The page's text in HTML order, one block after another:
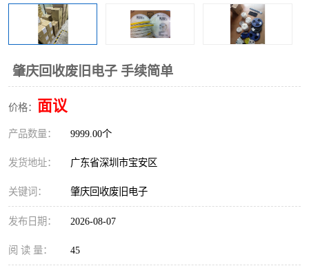
肇庆回收废旧电子 手续简单
价格： 面议
产品数量： 9999.00个
发货地址： 广东省深圳市宝安区
关键词： 肇庆回收废旧电子
发布日期： 2026-08-07
阅 读 量： 45